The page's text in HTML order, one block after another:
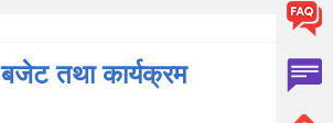
बजेट तथा कार्यक्रम